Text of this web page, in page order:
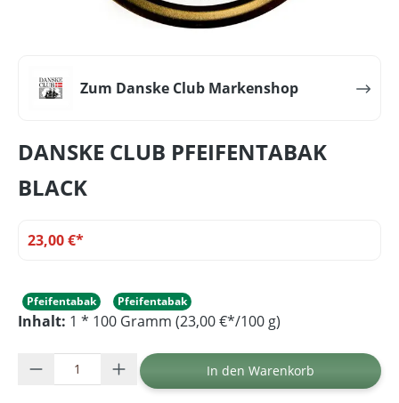
Zum Danske Club Markenshop
DANSKE CLUB PFEIFENTABAK
BLACK
23,00 €*
Pfeifentabak Pfeifentabak
Inhalt: 1 * 100 Gramm (23,00 €*/100 g)
Produkt Anzahl: Gib den gewünschten
In den Warenkorb